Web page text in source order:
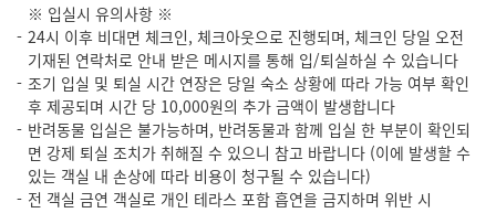
※ 입실시 유의사항 ※
24시 이후 비대면 체크인, 체크아웃으로 진행되며, 체크인 당일 오전
기재된 연락처로 안내 받은 메시지를 통해 입/퇴실하실 수 있습니다
조기 입실 및 퇴실 시간 연장은 당일 숙소 상황에 따라 가능 여부 확인
후 제공되며 시간 당 10,000원의 추가 금액이 발생합니다
반려동물 입실은 불가능하며, 반려동물과 함께 입실 한 부분이 확인되
면 강제 퇴실 조치가 취해질 수 있으니 참고 바랍니다 (이에 발생할 수
있는 객실 내 손상에 따라 비용이 청구될 수 있습니다)
전 객실 금연 객실로 개인 테라스 포함 흡연을 금지하며 위반 시